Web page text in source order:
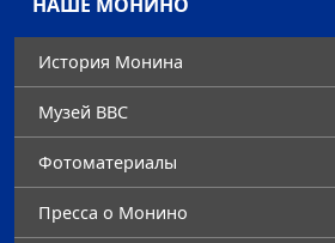
История Монина
Музей ВВС
Фотоматериалы
Преccа о Монино